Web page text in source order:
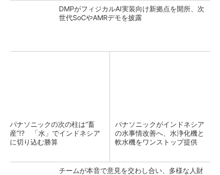
DMPがフィジカルAI実装向け新拠点を開所、次
世代SoCやAMRデモを披露
パナソニックの次の柱は“畜
産”!? 「水」でインドネシア
に切り込む勝算
パナソニックがインドネシア
の水事情改善へ、水浄化機と
軟水機をワンストップ提供
チームが本音で意見を交わし合い、多様な人財